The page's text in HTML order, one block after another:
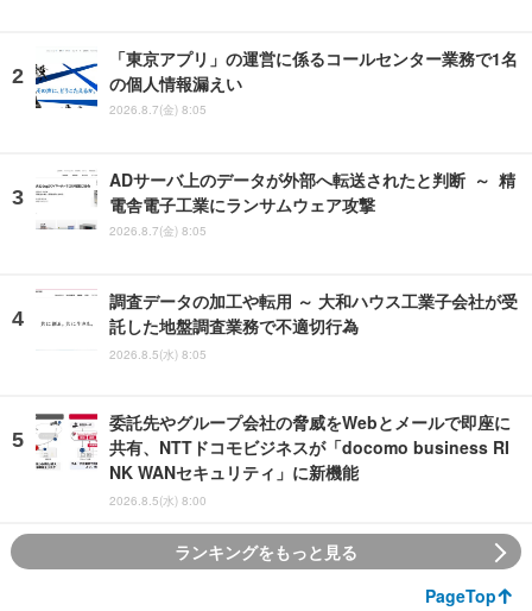
「東京アプリ」の運営に係るコールセンター業務で1名
の個人情報漏えい
2026.8.7(金) 8:05
ADサーバ上のデータが外部へ転送されたと判断 ～ 精
電舎電子工業にランサムウェア攻撃
2026.8.7(金) 8:05
調査データの加工や転用 ～ 大和ハウス工業子会社が受
託した地盤調査業務で不適切行為
2026.8.5(水) 8:05
委託先やグループ会社の脅威をWebとメールで即座に
共有、NTTドコモビジネスが「docomo business RI
NK WANセキュリティ」に新機能
2026.8.5(水) 8:00
ランキングをもっと見る
PageTop